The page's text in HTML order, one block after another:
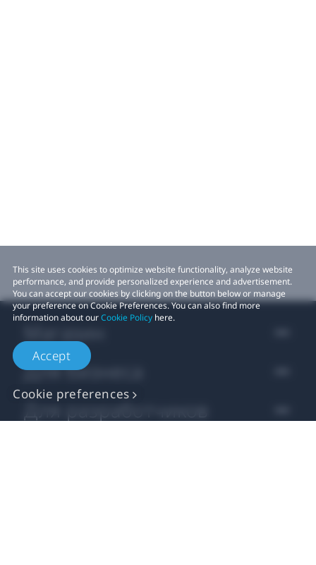
This site uses cookies to optimize website functionality, analyze website
performance, and provide personalized experience and advertisement.
You can accept our cookies by clicking on the button below or manage
your preference on Cookie Preferences. You can also find more
information about ourCookie Policy here.
Accept
Cookie preferences
Для бизнеса
Для разработчиков